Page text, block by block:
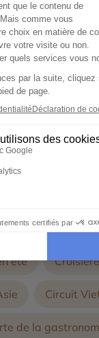
Voyages
voyage
de
été
Circuit
de la